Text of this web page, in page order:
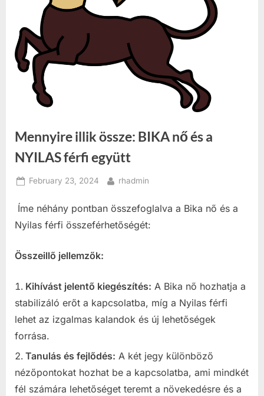
Mennyire illik össze: BIKA nő és a
NYILAS férfi együtt
Posted
February 23, 2024 By
rhadmin
Íme néhány pontban összefoglalva a Bika nő és a
Nyilas férfi összeférhetőségét:
Összeillő jellemzők:
Kihívást jelentő kiegészítés: A Bika nő hozhatja a
stabilizáló erőt a kapcsolatba, míg a Nyilas férfi
lehet az izgalmas kalandok és új lehetőségek
forrása.
Tanulás és fejlődés: A két jegy különböző
nézőpontokat hozhat be a kapcsolatba, ami mindkét
fél számára lehetőséget teremt a növekedésre és a